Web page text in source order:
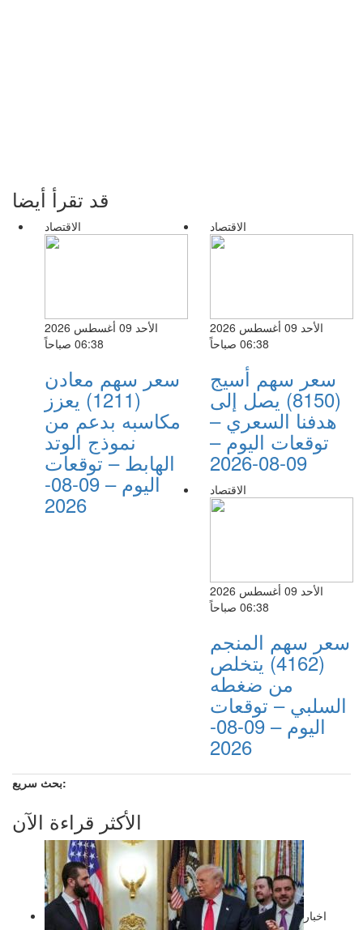
قد تقرأ أيضا
الاقتصاد
الأحد 09 أغسطس 2026
06:38 صباحاً
سعر سهم معادن
(1211) يعزز
مكاسبه بدعم من
نموذج الوتد
الهابط – توقعات
اليوم – 09-08-
2026
الاقتصاد
الأحد 09 أغسطس 2026
06:38 صباحاً
سعر سهم أسيج
(8150) يصل إلى
هدفنا السعري –
توقعات اليوم –
09-08-2026
الاقتصاد
الأحد 09 أغسطس 2026
06:38 صباحاً
سعر سهم المنجم
(4162) يتخلص
من ضغطه
السلبي – توقعات
اليوم – 09-08-
2026
بحث سريع:
الأكثر قراءة الآن
اخبار